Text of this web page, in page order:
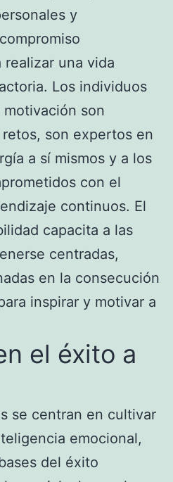
y
una vida
Los individuos
son
son expertos en
a sí mismos y a los
con el
continuos. El
capacita a las
centradas,
en la consecución
inspirar y motivar a
el éxito a
se centran en cultivar
emocional,
del éxito